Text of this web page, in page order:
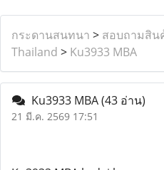
กระดานสนทนา > สอบถามสิน
Thailand > Ku3933 MBA
Ku3933 MBA(43 อ่าน)
21 มี.ค. 2569 17:51